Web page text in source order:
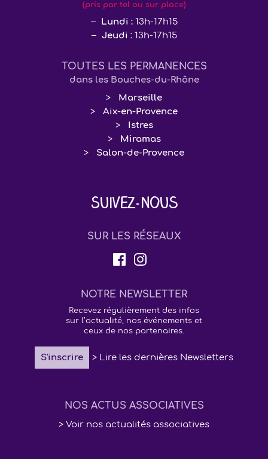
(pris par tel ou sur place)
Lundi :13h-17h15
Jeudi : 13h-17h15
TOUTES LES PERMANENCES
dans les Bouches-du-Rhône
Marseille
Aix-en-Provence
Istres
Miramas
Salon-de-Provence
Suivez-nous
SUR LES RÉSEAUX
NOTRE NEWSLETTER
Recevez régulièrement des infos
sur l’actualité, nos événements et
ceux de nos partenaires.
S'inscrire > Lire les dernières Newsletters
NOS ACTUS ASSOCIATIVES
> Voir nos actualités associatives